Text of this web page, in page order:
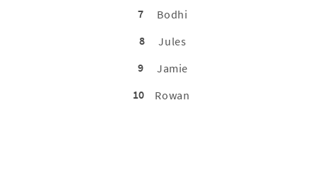
7
Bodhi
8
Jules
9
Jamie
10
Rowan